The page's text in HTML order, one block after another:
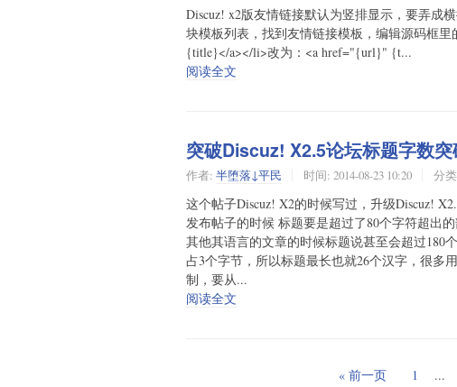
Discuz! x2版友情链接默认为竖排显示，要弄成
块模板列表，找到友情链接模板，编辑源码框
{title}</a></li>改为：<a href="{url}" {t...
阅读全文
突破Discuz! X2.5论坛标题字数
作者: 半堕落↓平民 时间: 2014-08-23 10:20 分
这个帖子Discuz! X2的时候写过，升级Discuz!
发布帖子的时候 标题要是超过了80个字符超出
其他其语言的文章的时候标题说甚至会超过180
占3个字节，所以标题最长也就26个汉字，很多
制，要从...
阅读全文
« 前一页 1 ...